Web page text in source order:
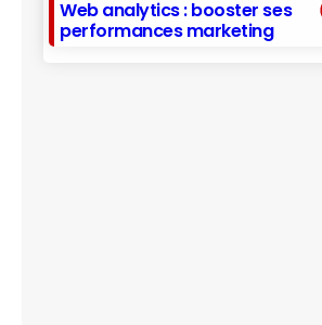
Web analytics : booster ses
performances marketing